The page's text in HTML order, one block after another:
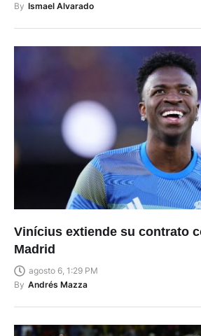
By Ismael Alvarado
Vinícius extiende su contrato
Madrid
agosto 6, 1:29 PM
By Andrés Mazza